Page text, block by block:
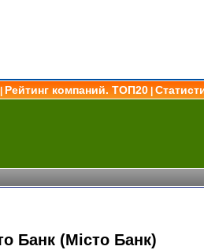
Рейтинг компаний. ТОП20
Банк (Місто Банк)